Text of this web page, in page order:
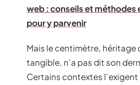
web : conseils et méthodes
pour y parvenir
Mais le centimètre, héritage
tangible, n’a pas dit son
Certains contextes